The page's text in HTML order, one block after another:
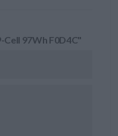
97Wh F0D4C"